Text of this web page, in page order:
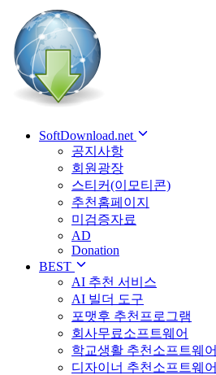
SoftDownload.net
공지사항
회원광장
스티커(이모티콘)
추천홈페이지
미검증자료
AD
Donation
BEST
AI 추천 서비스
AI 빌더 도구
포맷후 추천프로그램
회사무료소프트웨어
학교생활 추천소프트웨어
디자이너 추천소프트웨어